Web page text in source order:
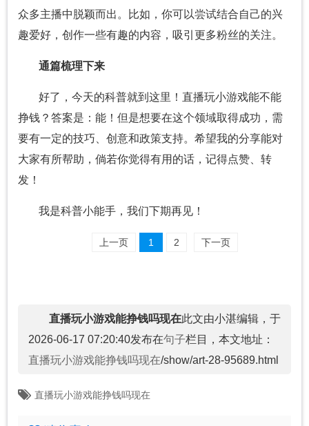
众多主播中脱颖而出。比如，你可以尝试结合自己的兴
趣爱好，创作一些有趣的内容，吸引更多粉丝的关注。
通篇梳理下来
好了，今天的科普就到这里！直播玩小游戏能不能
挣钱？答案是：能！但是想要在这个领域取得成功，需
要有一定的技巧、创意和政策支持。希望我的分享能对
大家有所帮助，倘若你觉得有用的话，记得点赞、转
发！
我是科普小能手，我们下期再见！
上一页 1 2 下一页
直播玩小游戏能挣钱吗现在此文由小湛编辑，于
2026-06-17 07:20:40发布在句子栏目，本文地址：
直播玩小游戏能挣钱吗现在/show/art-28-95689.html
直播玩小游戏能挣钱吗现在